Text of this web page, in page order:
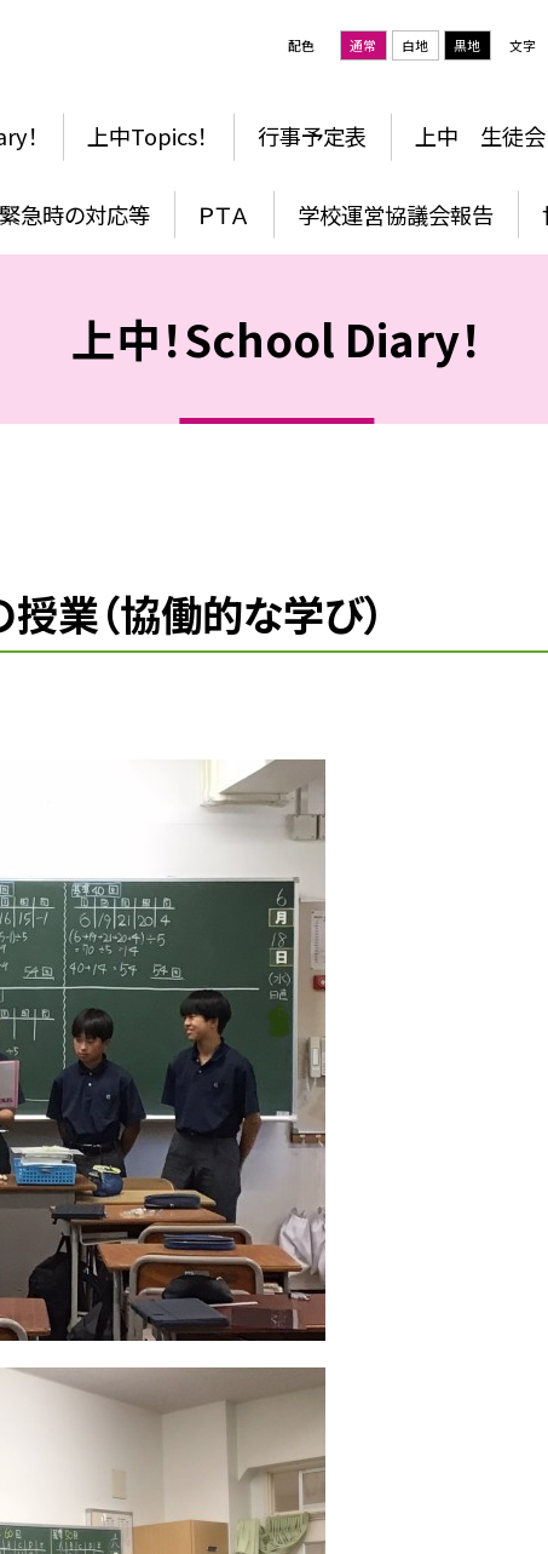
配色 通常 白地 黒地 文字
！ 上中Topics！ 行事予定表 上中 生徒会
緊急時の対応等 ＰＴＡ 学校運営協議会報告
上中！School Diary！
業（協働的な学び）